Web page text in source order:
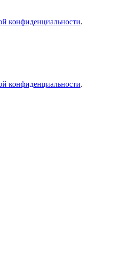
конфиденциальности.
конфиденциальности.